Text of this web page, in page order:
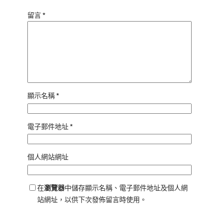
留言*
顯示名稱*
電子郵件地址*
個人網站網址
在瀏覽器中儲存顯示名稱、電子郵件地址及個人網
站網址，以供下次發佈留言時使用。